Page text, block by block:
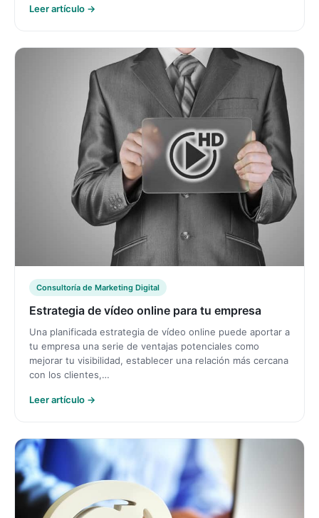
Leer artículo →
Consultoría de Marketing Digital
Estrategia de vídeo online para tu empresa
Una planificada estrategia de vídeo online puede aportar a
tu empresa una serie de ventajas potenciales como
mejorar tu visibilidad, establecer una relación más cercana
con los clientes,…
Leer artículo →